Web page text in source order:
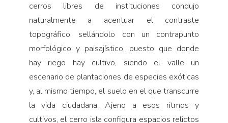
cerros libres de instituciones condujo
naturalmente a acentuar el contraste
topográfico, sellándolo con un contrapunto
morfológico y paisajístico, puesto que donde
hay riego hay cultivo, siendo el valle un
escenario de plantaciones de especies exóticas
y, al mismo tiempo, el suelo en el que transcurre
la vida ciudadana. Ajeno a esos ritmos y
cultivos, el cerro isla configura espacios relictos